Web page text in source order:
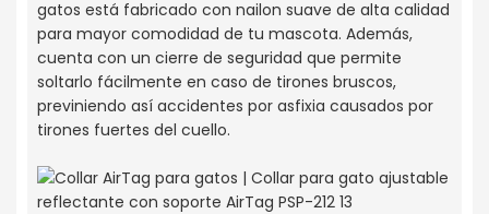
gatos está fabricado con nailon suave de alta calidad
para mayor comodidad de tu mascota. Además,
cuenta con un cierre de seguridad que permite
soltarlo fácilmente en caso de tirones bruscos,
previniendo así accidentes por asfixia causados ​​por
tirones fuertes del cuello.